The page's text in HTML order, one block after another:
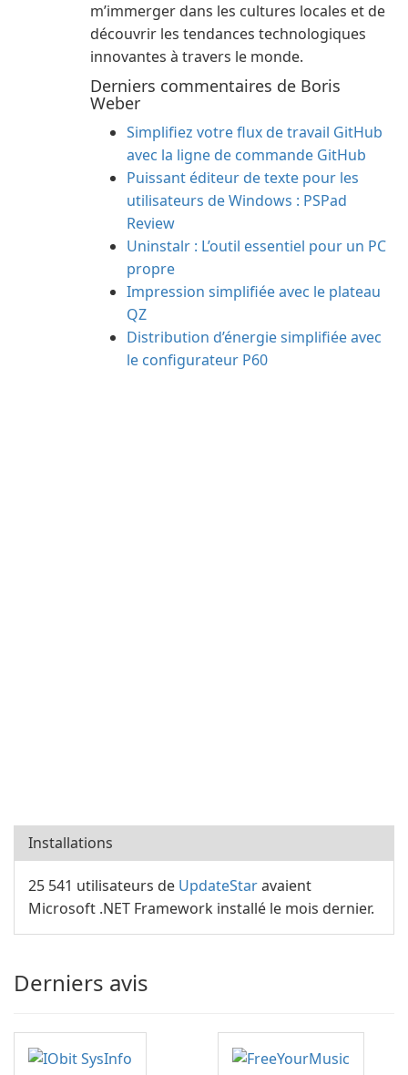
m’immerger dans les cultures locales et de
découvrir les tendances technologiques
innovantes à travers le monde.
Derniers commentaires de Boris
Weber
Simplifiez votre flux de travail GitHub
avec la ligne de commande GitHub
Puissant éditeur de texte pour les
utilisateurs de Windows : PSPad
Review
Uninstalr : L’outil essentiel pour un PC
propre
Impression simplifiée avec le plateau
QZ
Distribution d’énergie simplifiée avec
le configurateur P60
Installations
25 541 utilisateurs de UpdateStaravaient
Microsoft .NET Framework installé le mois dernier.
Derniers avis